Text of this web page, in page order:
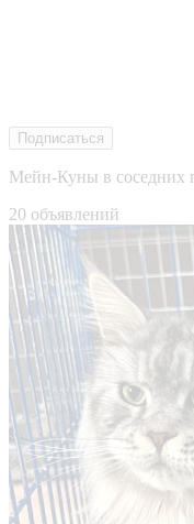
Подписаться
Мейн-Куны в соседних
20 объявлений